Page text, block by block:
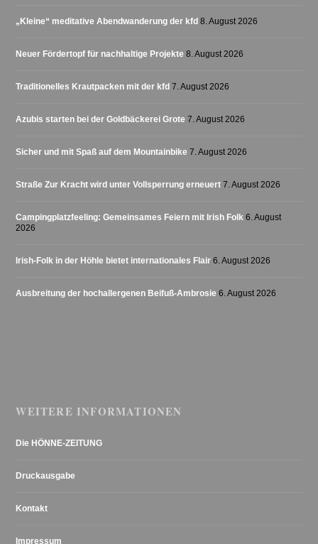
„Kleine“ meditative Abendwanderung der kfd 8. August 2026
Neuer Fördertopf für nachhaltige Projekte 8. August 2026
Traditionelles Krautpacken mit der kfd 7. August 2026
Azubis starten bei der Goldbäckerei Grote 7. August 2026
Sicher und mit Spaß auf dem Mountainbike 7. August 2026
Straße Zur Kracht wird unter Vollsperrung erneuert 7. August 2026
Campingplatzfeeling: Gemeinsames Feiern mit Irish Folk 6. August
2026
Irish-Folk in der Höhle bietet internationales Flair 6. August 2026
Ausbreitung der hochallergenen Beifuß-Ambrosie 6. August 2026
WEITERE INFORMATIONEN
Die HÖNNE-ZEITUNG
Druckausgabe
Kontakt
Impressum